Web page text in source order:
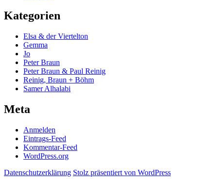
Kategorien
Elsa & der Viertelton
Gemma
Jo
Peter Braun
Peter Braun & Paul Reinig
Reinig, Braun + Böhm
Samer Alhalabi
Meta
Anmelden
Eintrags-Feed
Kommentar-Feed
WordPress.org
Datenschutzerklärung Stolz präsentiert von WordPress